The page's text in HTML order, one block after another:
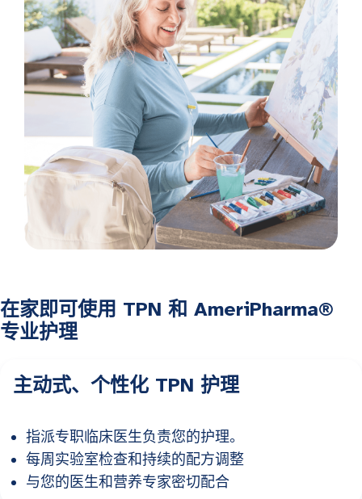
在家即可使用 TPN 和 AmeriPharma®
专业护理
主动式、个性化 TPN 护理
指派专职临床医生负责您的护理。
每周实验室检查和持续的配方调整
与您的医生和营养专家密切配合